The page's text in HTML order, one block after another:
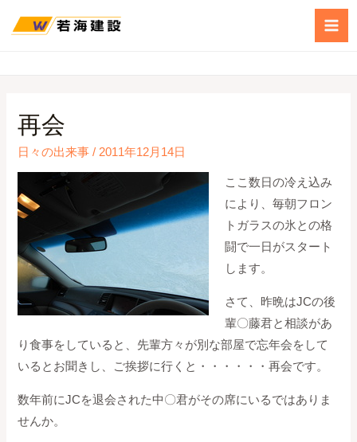
再会
日々の出来事 / 2011年12月14日
ここ数日の冷え込み
により、毎朝フロン
トガラスの氷との格
闘で一日がスタート
します。
さて、昨晩はJCの後
輩〇藤君と相談があ
り食事をしていると、先輩方々が別な部屋で忘年会をして
いるとお聞きし、ご挨拶に行くと・・・・・・再会です。
数年前にJCを退会された中〇君がその席にいるではありま
せんか。